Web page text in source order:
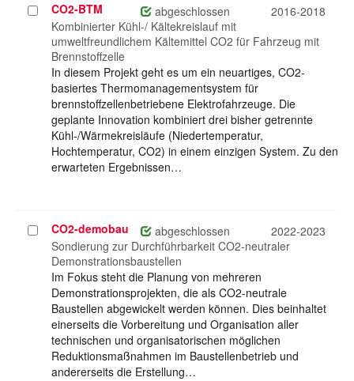
Projekt
auswählen
CO2-BTM abgeschlossen
2016-2018
Kombinierter Kühl-/ Kältekreislauf mit
umweltfreundlichem Kältemittel CO2 für Fahrzeug mit
Brennstoffzelle
In diesem Projekt geht es um ein neuartiges, CO2-
basiertes Thermomanagementsystem für
brennstoffzellenbetriebene Elektrofahrzeuge. Die
geplante Innovation kombiniert drei bisher getrennte
Kühl-/Wärmekreisläufe (Niedertemperatur,
Hochtemperatur, CO2) in einem einzigen System. Zu den
erwarteten Ergebnissen…
Projekt
auswählen
CO2-demobau abgeschlossen
2022-2023
Sondierung zur Durchführbarkeit CO2-neutraler
Demonstrationsbaustellen
Im Fokus steht die Planung von mehreren
Demonstrationsprojekten, die als CO2-neutrale
Baustellen abgewickelt werden können. Dies beinhaltet
einerseits die Vorbereitung und Organisation aller
technischen und organisatorischen möglichen
Reduktionsmaßnahmen im Baustellenbetrieb und
andererseits die Erstellung…